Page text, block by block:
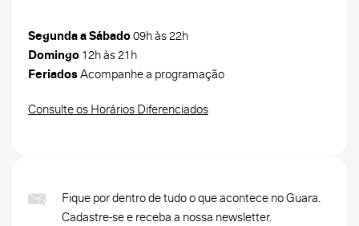
Segunda a Sábado09h às 22h
Domingo 12h às 21h
FeriadosAcompanhe a programação
Consulte os Horários Diferenciados
Fique por dentro de tudo o que acontece no Guara.
Cadastre-se e receba a nossa newsletter.